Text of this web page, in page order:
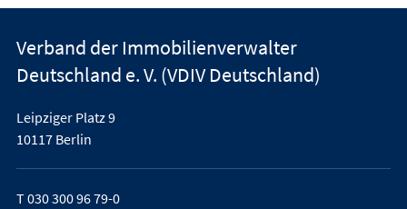
Verband der Immobilienverwalter
Deutschland e. V. (VDIV Deutschland)
Leipziger Platz 9
10117 Berlin
T030 300 96 79-0